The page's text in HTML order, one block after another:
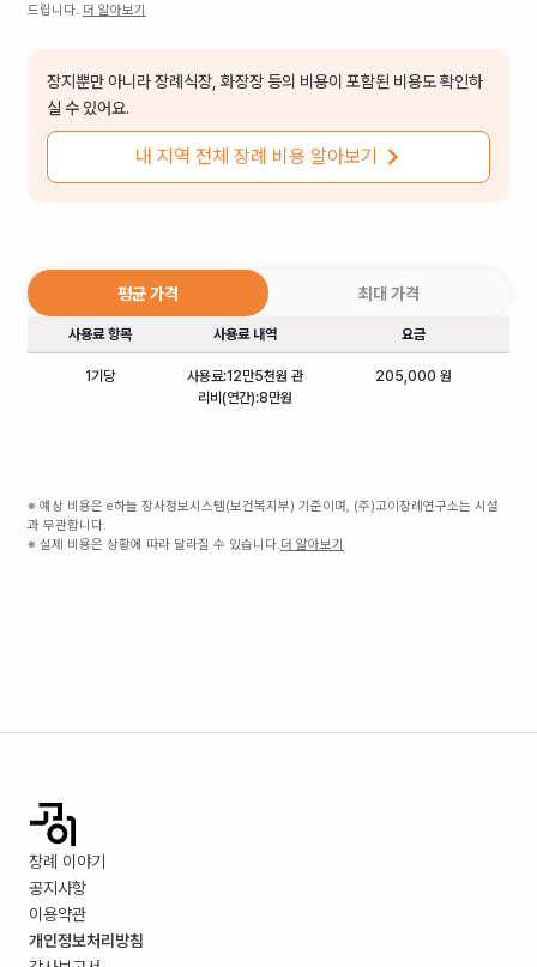
드립니다. 더 알아보기
장지뿐만 아니라 장례식장, 화장장 등의 비용이 포함된 비용도 확인하
실 수 있어요.
내 지역 전체 장례 비용 알아보기
평균 가격 최대 가격
사용료 항목 사용료 내역 요금
1기당
사용료:12만5천원 관
리비(연간):8만원
205,000 원
※ 예상 비용은 e하늘 장사정보시스템(보건복지부) 기준이며, (주)고이장례연구소는 시설
과 무관합니다.
※ 실제 비용은 상황에 따라 달라질 수 있습니다.더 알아보기
장례 이야기
공지사항
이용약관
개인정보처리방침